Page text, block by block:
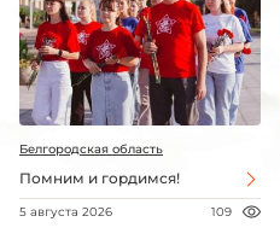
Белгородская область
Помним и гордимся!
5 августа 2026 109